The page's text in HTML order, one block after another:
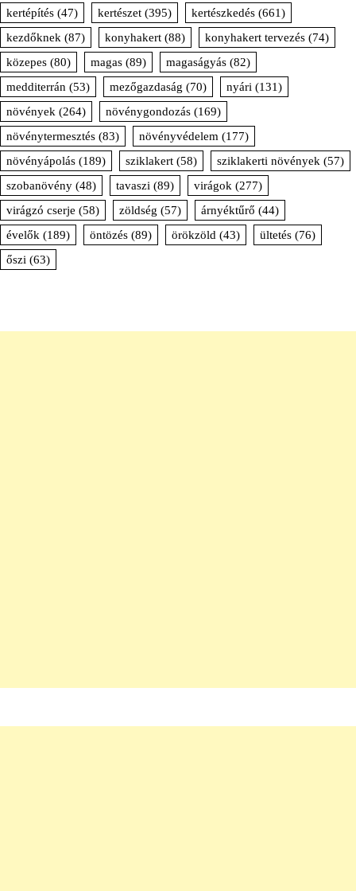
kertépítés (47) kertészet (395) kertészkedés (661)
kezdőknek (87) konyhakert (88) konyhakert tervezés (74)
közepes (80) magas (89) magaságyás (82)
medditerrán (53) mezőgazdaság (70) nyári (131)
növények (264) növénygondozás (169)
növénytermesztés (83) növényvédelem (177)
növényápolás (189) sziklakert (58) sziklakerti növények (57)
szobanövény (48) tavaszi (89) virágok (277)
virágzó cserje (58) zöldség (57) árnyéktűrő (44)
évelők (189) öntözés (89) örökzöld (43) ültetés (76)
őszi (63)